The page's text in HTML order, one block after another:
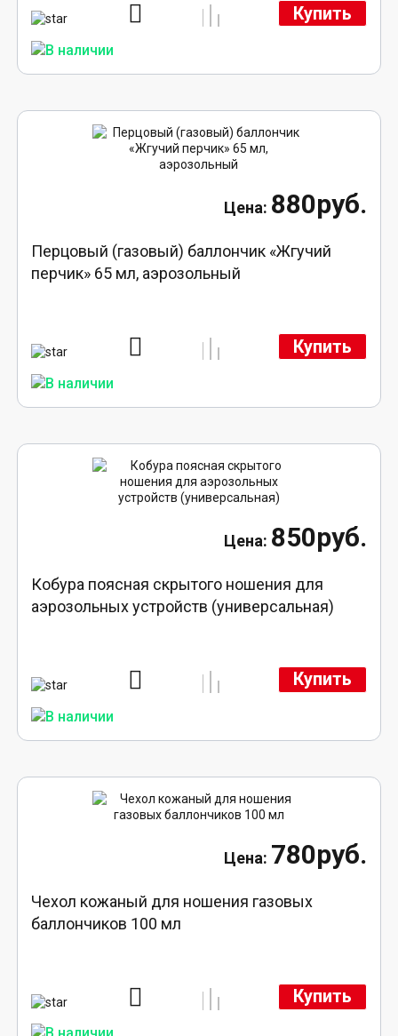
Купить
880руб.
Перцовый (газовый) баллончик «Жгучий
перчик» 65 мл, аэрозольный
Купить
850руб.
Кобура поясная скрытого ношения для
аэрозольных устройств (универсальная)
Купить
780руб.
Чехол кожаный для ношения газовых
баллончиков 100 мл
Купить